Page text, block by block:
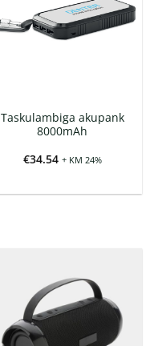
Taskulambiga akupank
8000mAh
€34.54 + KM 24%